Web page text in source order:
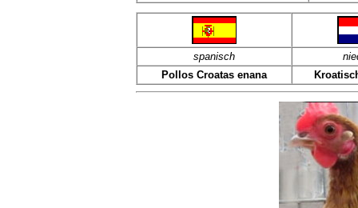
spanisch
Pollos Croatas enana